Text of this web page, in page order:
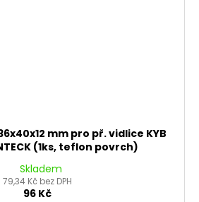
mm pro př. vidlice KYB
(1ks, teflon povrch)
Skladem
79,34 Kč bez DPH
96 Kč